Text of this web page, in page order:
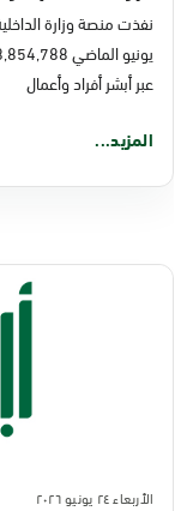
نفذت منصة وزارة
عبر أبشر أفراد وأعمال
المزيد...
الأربعاء ٢٤ يونيو ٢٠٢٦